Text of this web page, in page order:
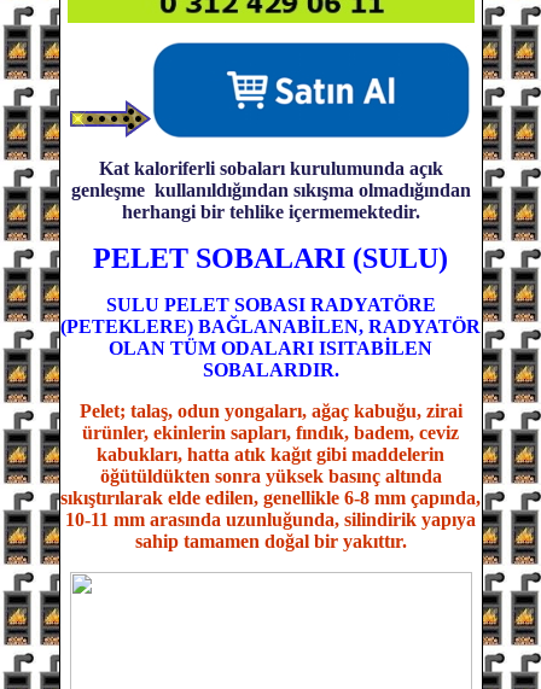
Kat kaloriferli sobaları kurulumunda açık
genleşme kullanıldığından sıkışma olmadığından
herhangi bir tehlike içermemektedir.
PELET SOBALARI (SULU)
SULU PELET SOBASI RADYATÖRE
(PETEKLERE) BAĞLANABİLEN, RADYATÖR
OLAN TÜM ODALARI ISITABİLEN
SOBALARDIR.
Pelet; talaş, odun yongaları, ağaç kabuğu, zirai
ürünler, ekinlerin sapları, fındık, badem, ceviz
kabukları, hatta atık kağıt gibi maddelerin
öğütüldükten sonra yüksek basınç altında
sıkıştırılarak elde edilen, genellikle 6-8 mm çapında,
10-11 mm arasında uzunluğunda, silindirik yapıya
sahip tamamen doğal bir yakıttır.